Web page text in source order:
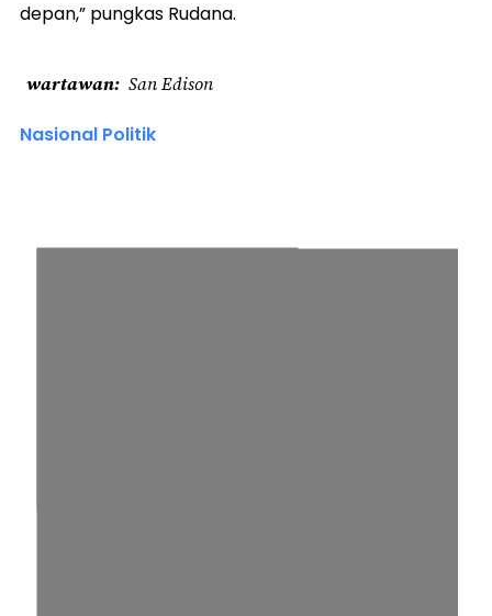
depan,” pungkas Rudana.
wartawan San Edison
Nasional Politik